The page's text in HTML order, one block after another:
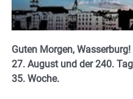
Guten Morgen,
27. August und der 240.
35. Woche.